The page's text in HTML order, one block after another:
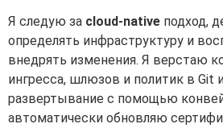
Я следую за cloud-native подход,
определять инфраструктуру и
внедрять изменения. Я верстаю
ингресса, шлюзов и политик в Git
развертывание с помощью
автоматически обновляю